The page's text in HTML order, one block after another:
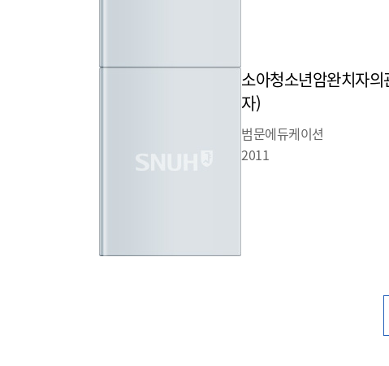
소아청소년암완치자의
자)
범문에듀케이션
2011